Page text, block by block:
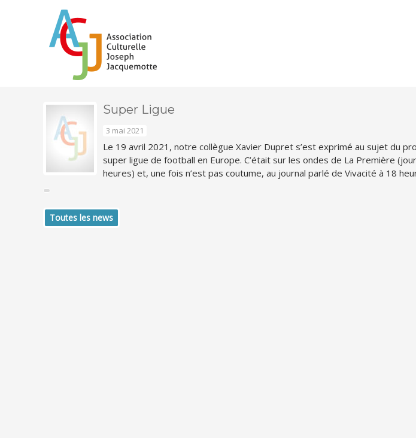
Super Ligue
3 mai 2021
Le 19 avril 2021, notre collègue Xavier Dupret s’est exprimé au sujet du
super ligue de football en Europe. C’était sur les ondes de La Première
heures) et, une fois n’est pas coutume, au journal parlé de Vivacité à 18
Toutes les news